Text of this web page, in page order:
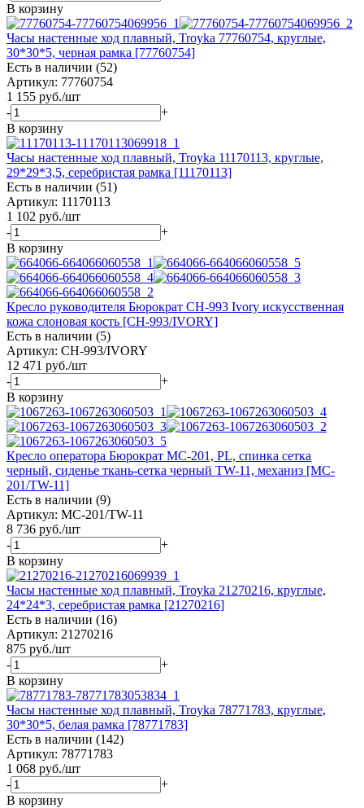
В корзину
Часы настенные ход плавный, Troyka 77760754, круглые,
30*30*5, черная рамка [77760754]
Есть в наличии (52)
Артикул: 77760754
1 155 руб./шт
-
+
В корзину
Часы настенные ход плавный, Troyka 11170113, круглые,
29*29*3,5, серебристая рамка [11170113]
Есть в наличии (51)
Артикул: 11170113
1 102 руб./шт
-
+
В корзину
Кресло руководителя Бюрократ CH-993 Ivory искусственная
кожа слоновая кость [CH-993/IVORY]
Есть в наличии (5)
Артикул: CH-993/IVORY
12 471 руб./шт
-
+
В корзину
Кресло оператора Бюрократ MC-201, PL, спинка сетка
черный, сиденье ткань-сетка черный TW-11, механиз [MC-
201/TW-11]
Есть в наличии (9)
Артикул: MC-201/TW-11
8 736 руб./шт
-
+
В корзину
Часы настенные ход плавный, Troyka 21270216, круглые,
24*24*3, серебристая рамка [21270216]
Есть в наличии (16)
Артикул: 21270216
875 руб./шт
-
+
В корзину
Часы настенные ход плавный, Troyka 78771783, круглые,
30*30*5, белая рамка [78771783]
Есть в наличии (142)
Артикул: 78771783
1 068 руб./шт
-
+
В корзину